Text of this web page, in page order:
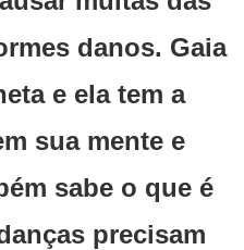
danos. Gaia
e ela tem a
sua mente e
sabe o que é
precisam